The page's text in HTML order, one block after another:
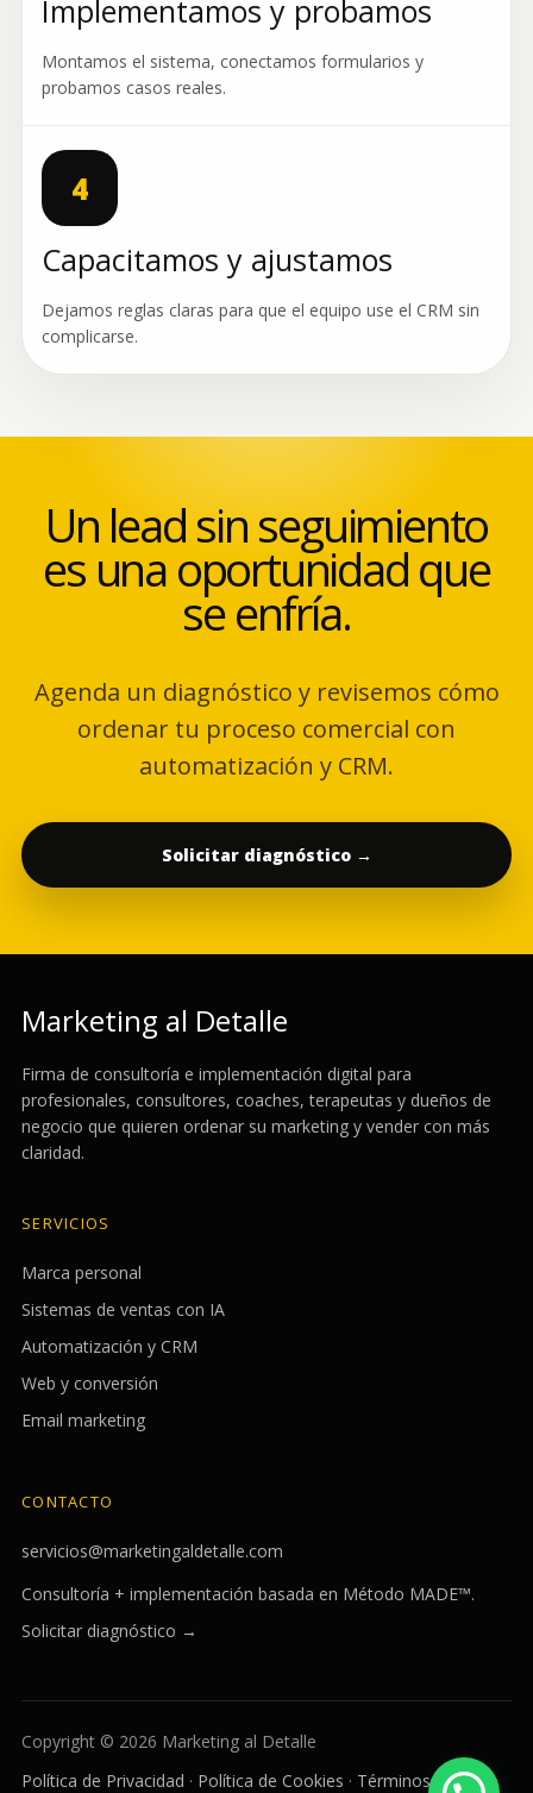
Implementamos y probamos
Montamos el sistema, conectamos formularios y
probamos casos reales.
4
Capacitamos y ajustamos
Dejamos reglas claras para que el equipo use el CRM sin
complicarse.
Un lead sin seguimiento
es una oportunidad que
se enfría.
Agenda un diagnóstico y revisemos cómo
ordenar tu proceso comercial con
automatización y CRM.
Solicitar diagnóstico →
Marketing al Detalle
Firma de consultoría e implementación digital para
profesionales, consultores, coaches, terapeutas y dueños de
negocio que quieren ordenar su marketing y vender con más
claridad.
SERVICIOS
Marca personal
Sistemas de ventas con IA
Automatización y CRM
Web y conversión
Email marketing
CONTACTO
servicios@marketingaldetalle.com
Consultoría + implementación basada en Método MADE™.
Solicitar diagnóstico →
Copyright © 2026 Marketing al Detalle
Política de Privacidad · Política de Cookies · Términos y